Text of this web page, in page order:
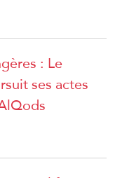
: Le
ses actes